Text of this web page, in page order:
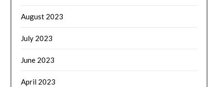
August 2023
July 2023
June 2023
April 2023